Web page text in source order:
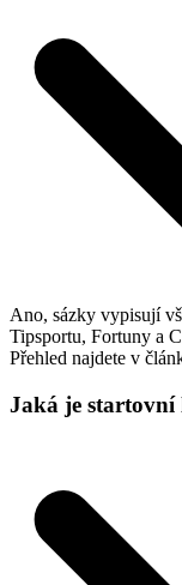
Ano, sázky vypisují
Tipsportu, Fortuny a
Přehled najdete v
Jaká je startovní